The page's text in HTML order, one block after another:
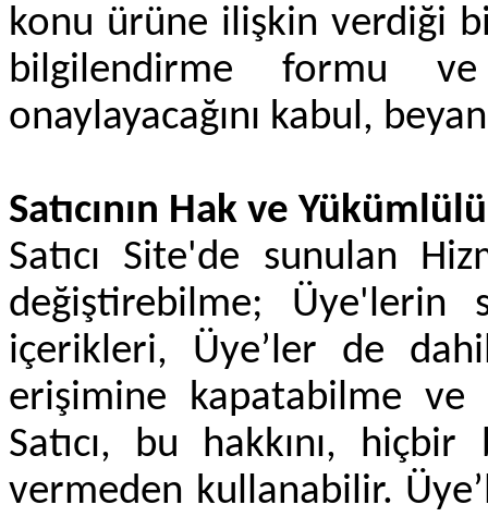
konu ürüne ilişkin verdiği
bilgilendirme formu ve
onaylayacağını kabul,
Satıcının Hak ve
Satıcı Site'de sunulan
değiştirebilme; Üye'lerin
içerikleri, Üye’ler de
erişimine kapatabilme ve
Satıcı, bu hakkını,
vermeden kullanabilir.